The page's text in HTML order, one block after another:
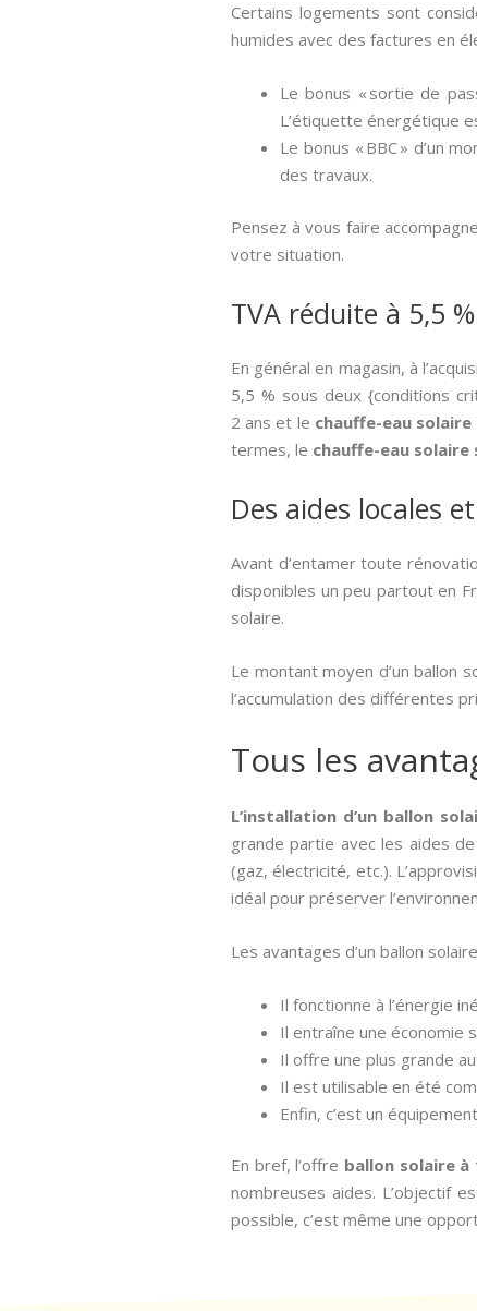
Certains logements sont
humides avec des factures en
Le bonus « sortie de
L’étiquette énergétique
Le bonus « BBC » d’un
des travaux.
Pensez à vous faire
votre situation.
TVA réduite à 5,5
En général en magasin, à
5,5 % sous deux {conditions
2 ans et le chauffe-eau solaire
termes, le chauffe-eau solaire
Des aides locales
Avant d’entamer toute
disponibles un peu partout en
solaire.
Le montant moyen d’un ballon
l’accumulation des différentes
Tous les
L’installation d’un ballon
grande partie avec les aides
(gaz, électricité, etc.).
idéal pour préserver
Les avantages d’un ballon
Il fonctionne à l’énergie
Il entraîne une économie
Il offre une plus grande
Il est utilisable en été
Enfin, c’est un
En bref, l’offre ballon solaire à
nombreuses aides. L’objectif
possible, c’est même une